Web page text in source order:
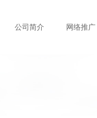
公司简介 网络推广